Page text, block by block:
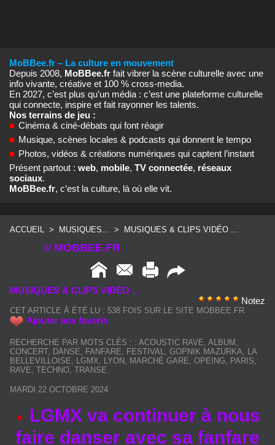
MoBBee.fr – La culture en mouvement
Depuis 2008, MoBBee.fr fait vibrer la scène culturelle avec une
info vivante, créative et 100 % cross‑media.
En 2027, c’est plus qu’un média : c’est une plateforme culturelle
qui connecte, inspire et fait rayonner les talents.
Nos terrains de jeu :
■ Cinéma & ciné‑débats qui font réagir
■ Musique, scènes locales & podcasts qui donnent le tempo
■ Photos, vidéos & créations numériques qui captent l’instant
Présent partout : web, mobile, TV connectée, réseaux
sociaux.
MoBBee.fr, c’est la culture, là où elle vit.
ACCUEIL > MUSIQUES... > MUSIQUES & CLIPS VIDÉO ...
© MOBBEE.FR
MUSIQUES & CLIPS VIDÉO ...
Notez
CET ARTICLE À ÉTÉ LU : 538 FOIS SUR LE SITE MOBBEE.FR
Ajouter aux favoris
RECHERCHE PAR MOTS CLÉS : : ACOUSTIC RAVE ALBUM
CONCERT, DANSE FANFARE FESTIVAL GOPNIK MAZURKA
LA
BELLEVILLOISE
LGMX LYON MARCHÉ GARE OPEING PARIS
RAVE TECHNO TRANSE
MARDI 22 OCTOBRE 2024
LGMX va continuer à nous
faire danser avec sa fanfare